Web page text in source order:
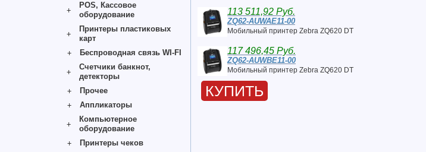
POS, Кассовое
оборудование
Принтеры пластиковых
карт
Беспроводная связь WI-FI
Счетчики банкнот,
детекторы
Прочее
Аппликаторы
Компьютерное
оборудование
Принтеры чеков
113 511,92 Руб.
ZQ62-AUWAE11-00
Мобильный принтер Zebra ZQ620 DT
117 496,45 Руб.
ZQ62-AUWBE11-00
Мобильный принтер Zebra ZQ620 DT
КУПИТЬ